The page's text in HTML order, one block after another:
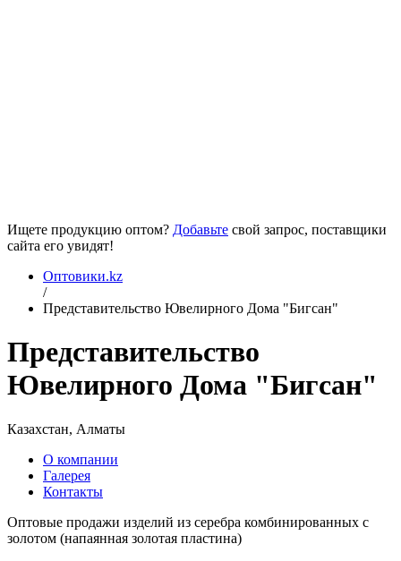
Ищете продукцию оптом? Добавьте свой запрос, поставщики
сайта его увидят!
Оптовики.kz
/
Представительство Ювелирного Дома "Бигсан"
Представительство
Ювелирного Дома "Бигсан"
Казахстан, Алматы
О компании
Галерея
Контакты
Оптовые продажи изделий из серебра комбинированных с
золотом (напаянная золотая пластина)